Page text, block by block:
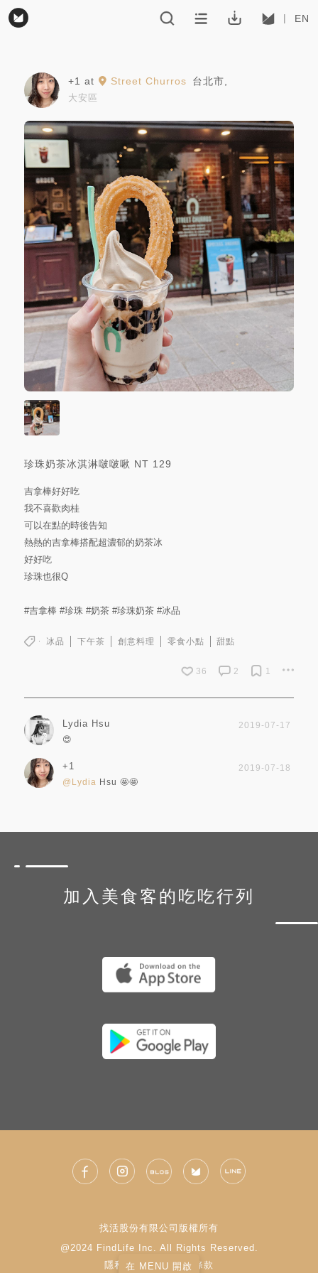
EN
+1 at Street Churros 台北市
大安區
珍珠奶茶冰淇淋啵啵啾 NT 129
吉拿棒好好吃
我不喜歡肉桂
可以在點的時後告知
熱熱的吉拿棒搭配超濃郁的奶茶冰
好好吃
珍珠也很Q
#吉拿棒 #珍珠 #奶茶 #珍珠奶茶 #冰品
冰品 下午茶 創意料理 零食小點 甜點
36 2 1
Lydia Hsu
2019-07-17
😍
+1
2019-07-18
@Lydia Hsu 🤩🤩
在 MENU 開啟
加入美食客的吃吃行列
找活股份有限公司版權所有
@2024 FindLife Inc. All Rights Reserved.
隱私權政策
| 使用條款